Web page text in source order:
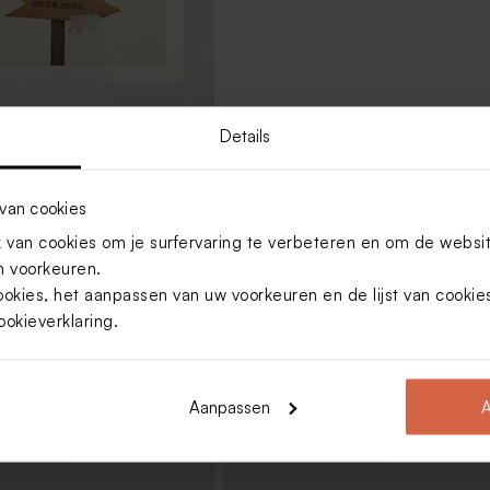
Details
cookies
cookies om je surfervaring te verbeteren en om de
voorkeuren.
het aanpassen van uw voorkeuren en de lijst van
.
Aanpassen
met wegwijzers
Toon meer